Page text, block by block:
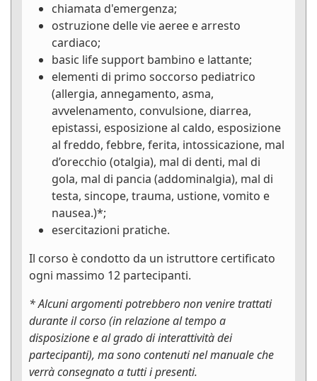
chiamata d'emergenza;
ostruzione delle vie aeree e arresto
cardiaco;
basic life support bambino e lattante;
elementi di primo soccorso pediatrico
(allergia, annegamento, asma,
avvelenamento, convulsione, diarrea,
epistassi, esposizione al caldo, esposizione
al freddo, febbre, ferita, intossicazione, mal
d’orecchio (otalgia), mal di denti, mal di
gola, mal di pancia (addominalgia), mal di
testa, sincope, trauma, ustione, vomito e
nausea.)*;
esercitazioni pratiche.
Il corso è condotto da un istruttore certificato
ogni massimo 12 partecipanti.
* Alcuni argomenti potrebbero non venire trattati
durante il corso (in relazione al tempo a
disposizione e al grado di interattività dei
partecipanti), ma sono contenuti nel manuale che
verrà consegnato a tutti i presenti.